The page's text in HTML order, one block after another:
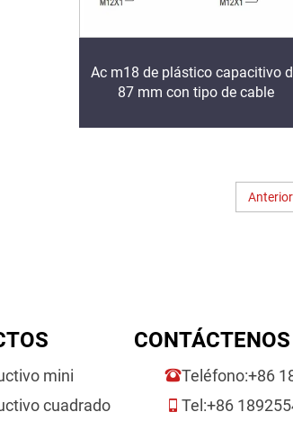
Ac m18 de plástico capacitivo
87 mm con tipo de cable
Anterior
mini
cuadrado
CONTÁCTENOS
Teléfono:+86
Tel:+86